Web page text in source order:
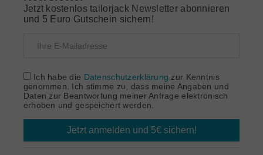
Jetzt kostenlos tailorjack Newsletter abonnieren
und 5 Euro Gutschein sichern!
Ich habe die Datenschutzerklärung zur Kenntnis
genommen. Ich stimme zu, dass meine Angaben und
Daten zur Beantwortung meiner Anfrage elektronisch
erhoben und gespeichert werden.
Jetzt anmelden und 5€ sichern!